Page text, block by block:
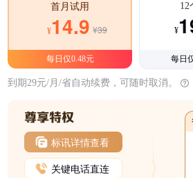
首月试用
¥14.9 ¥39
每日仅0.48元
12
¥
每日
到期29元/月/省自动续费，可随时取消。
标讯详情查看
关键电话直连